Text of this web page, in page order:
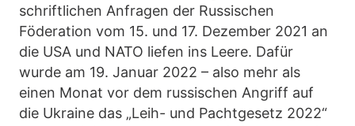
schriftlichen Anfragen der Russischen
Föderation vom 15. und 17. Dezember 2021 an
die USA und NATO liefen ins Leere. Dafür
wurde am 19. Januar 2022 – also mehr als
einen Monat vor dem russischen Angriff auf
die Ukraine das „Leih- und Pachtgesetz 2022“